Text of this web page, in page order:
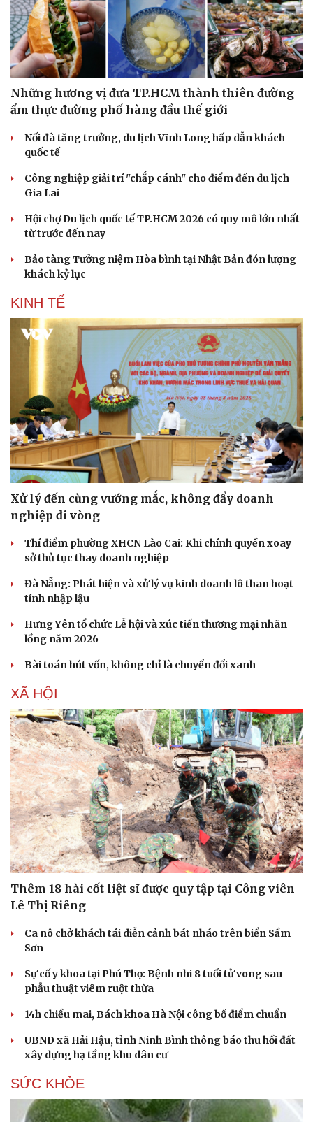
Văn hóa
Sân khấu - Điện ảnh
Văn học
Âm nhạc
Di sản
Nghệ sĩ
Thời trang
Sao Việt
Những hương vị đưa TP.HCM thành thiên đường
ẩm thực đường phố hàng đầu thế giới
Nối đà tăng trưởng, du lịch Vĩnh Long hấp dẫn khách
quốc tế
Công nghiệp giải trí "chắp cánh" cho điểm đến du lịch
Gia Lai
Hội chợ Du lịch quốc tế TP.HCM 2026 có quy mô lớn nhất
từ trước đến nay
Bảo tàng Tưởng niệm Hòa bình tại Nhật Bản đón lượng
khách kỷ lục
KINH TẾ
Xử lý đến cùng vướng mắc, không đẩy doanh
nghiệp đi vòng
Thí điểm phường XHCN Lào Cai: Khi chính quyền xoay
sở thủ tục thay doanh nghiệp
Đà Nẵng: Phát hiện và xử lý vụ kinh doanh lô than hoạt
tính nhập lậu
Hưng Yên tổ chức Lễ hội và xúc tiến thương mại nhãn
lồng năm 2026
Bài toán hút vốn, không chỉ là chuyển đổi xanh
XÃ HỘI
Thêm 18 hài cốt liệt sĩ được quy tập tại Công viên
Lê Thị Riêng
Ca nô chở khách tái diễn cảnh bát nháo trên biển Sầm
Sơn
Sự cố y khoa tại Phú Thọ: Bệnh nhi 8 tuổi tử vong sau
phẫu thuật viêm ruột thừa
14h chiều mai, Bách khoa Hà Nội công bố điểm chuẩn
UBND xã Hải Hậu, tỉnh Ninh Bình thông báo thu hồi đất
xây dựng hạ tầng khu dân cư
SỨC KHỎE